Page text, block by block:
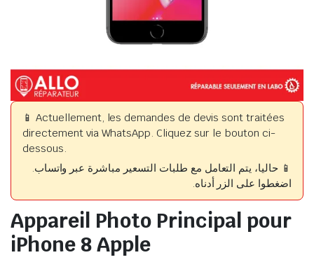
📱 Actuellement, les demandes de devis sont traitées
directement via WhatsApp. Cliquez sur le bouton ci-
dessous.
📱 حاليا، يتم التعامل مع طلبات التسعير مباشرة عبر واتساب.
اضغطوا على الزر أدناه.
Appareil Photo Principal pour
iPhone 8 Apple